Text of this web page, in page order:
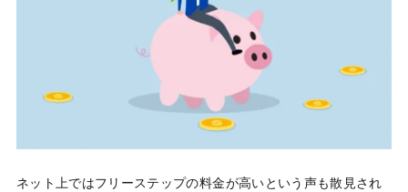
ネット上ではフリーステップの料金が高いという声も散見され